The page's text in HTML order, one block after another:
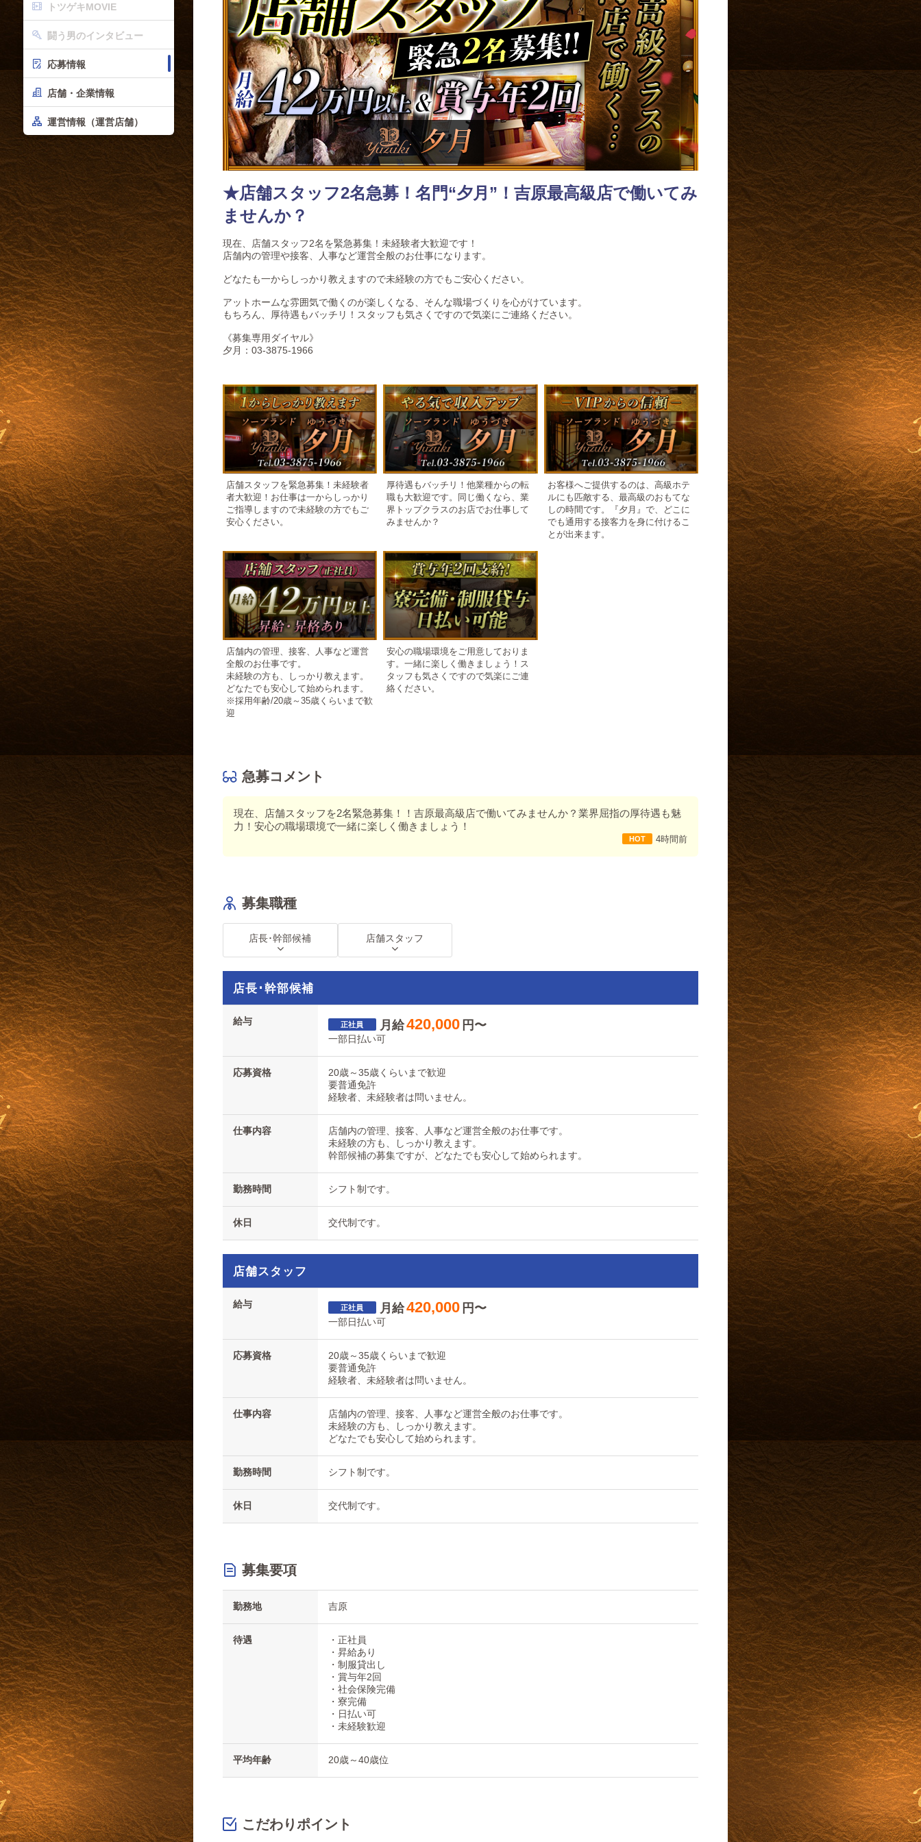
トツゲキMOVIE
闘う男のインタビュー
応募情報
店舗・企業情報
運営情報（運営店舗）
★店舗スタッフ2名急募！名門“夕月”！吉原最高級店で働いてみ
ませんか？
現在、店舗スタッフ2名を緊急募集！未経験者大歓迎です！
店舗内の管理や接客、人事など運営全般のお仕事になります。
どなたも一からしっかり教えますので未経験の方でもご安心ください。
アットホームな雰囲気で働くのが楽しくなる、そんな職場づくりを心がけています。
もちろん、厚待遇もバッチリ！スタッフも気さくですので気楽にご連絡ください。
《募集専用ダイヤル》
夕月：03-3875-1966
店舗スタッフを緊急募集！未経験者
者大歓迎！お仕事は一からしっかり
ご指導しますので未経験の方でもご
安心ください。
厚待遇もバッチリ！他業種からの転
職も大歓迎です。同じ働くなら、業
界トップクラスのお店でお仕事して
みませんか？
お客様へご提供するのは、高級ホテ
ルにも匹敵する、最高級のおもてな
しの時間です。『夕月』で、どこに
でも通用する接客力を身に付けるこ
とが出来ます。
店舗内の管理、接客、人事など運営
全般のお仕事です。
未経験の方も、しっかり教えます。
どなたでも安心して始められます。
※採用年齢/20歳～35歳くらいまで歓
迎
安心の職場環境をご用意しておりま
す。一緒に楽しく働きましょう！ス
タッフも気さくですので気楽にご連
絡ください。
急募コメント
現在、店舗スタッフを2名緊急募集！！吉原最高級店で働いてみませんか？業界屈指の厚待遇も魅
力！安心の職場環境で一緒に楽しく働きましょう！
4時間前
募集職種
店長･幹部候補 店舗スタッフ
店長･幹部候補
給与 月給420,000 円〜
一部日払い可
応募資格
20歳～35歳くらいまで歓迎
要普通免許
経験者、未経験者は問いません。
仕事内容
店舗内の管理、接客、人事など運営全般のお仕事です。
未経験の方も、しっかり教えます。
幹部候補の募集ですが、どなたでも安心して始められます。
勤務時間 シフト制です。
休日 交代制です。
店舗スタッフ
給与 月給420,000 円〜
一部日払い可
応募資格
20歳～35歳くらいまで歓迎
要普通免許
経験者、未経験者は問いません。
仕事内容
店舗内の管理、接客、人事など運営全般のお仕事です。
未経験の方も、しっかり教えます。
どなたでも安心して始められます。
勤務時間 シフト制です。
休日 交代制です。
募集要項
勤務地 吉原
待遇
・正社員
・昇給あり
・制服貸出し
・賞与年2回
・社会保険完備
・寮完備
・日払い可
・未経験歓迎
平均年齢 20歳～40歳位
こだわりポイント